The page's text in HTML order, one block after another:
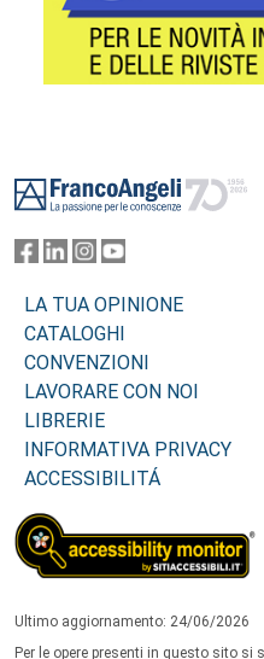
LA TUA OPINIONE
CATALOGHI
CONVENZIONI
LAVORARE CON NOI
LIBRERIE
INFORMATIVA PRIVACY
ACCESSIBILITÁ
Ultimo aggiornamento: 24/06/2026
Per le opere presenti in questo sito